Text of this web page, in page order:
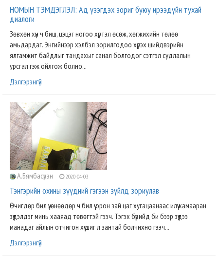
НОМЫН ТЭМДЭГЛЭЛ: Ад үзэгдэх зориг буюу ирээдүйн тухай
диалоги
Зөвхөн хүн ч биш, цэцэг ногоо хүртэл өсөж, хөгжихийн төлөө
амьдардаг. Энгийнээр хэлбэл зорилгодоо хүрэх шийдвэрийн
ялгамжит байдлыг тандахыг санал болгодог сэтгэл судлалын
урсгал гэж ойлгож болно...
Дэлгэрэнгүй
А.Бямбасүрэн 2020-04-03
Тэнгэрийн охины зүүдний гэгээн зүйлд зориулав
Өчигдөр бил үү, өнөөдөр ч бил үү орон зай цаг хугацаанаас илүү хамааран
зүүдэлдэг минь хааяад төвөгтэй гээч. Тэгэх бүрийд би бээр зүүдээ
манадаг айлын отчигон хүү шиг л зантай болчихно гээч...
Дэлгэрэнгүй